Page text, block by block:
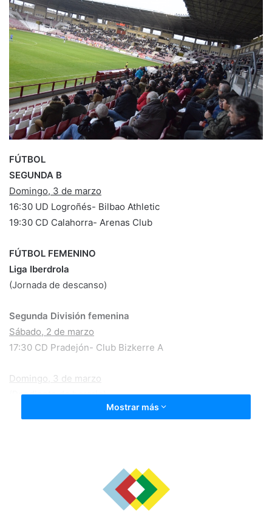
a
n
e
i
l
FÚTBOL
SEGUNDA B
Domingo, 3 de marzo
16:30 UD Logroñés- Bilbao Athletic
19:30 CD Calahorra- Arenas Club
FÚTBOL FEMENINO
Liga Iberdrola
(Jornada de descanso)
Segunda División femenina
Sábado, 2 de marzo
17:30 CD Pradejón- Club Bizkerre A
Domingo, 3 de marzo
(Pendiente de horario)
CD San Ignacio- Atco. Revellín
17:00 Atco. River Ebro- CD Arnedo
Mostrar más